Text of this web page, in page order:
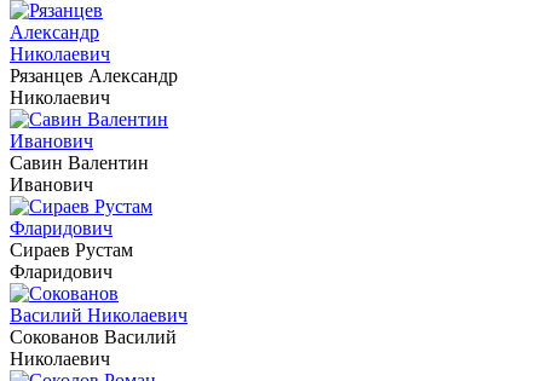
Рязанцев Александр
Николаевич
Савин Валентин
Иванович
Сираев Рустам
Фларидович
Сокованов Василий
Николаевич